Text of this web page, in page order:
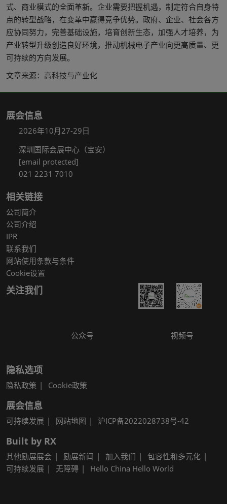
式、商业模式的全面革新。企业需要把握机遇，制定符合自身特
点的转型战略，在变革中赢得竞争优势。政府、企业、社会各方
应协同努力，完善基础设施，培育创新生态，加强人才培养，为
产业转型升级创造良好环境，推动机械电子产业向更高质量、更
可持续的方向发展。
文章来源：高科技与产业化
展会信息
2026年10月27-29日
深圳国际会展中心（宝安）
[email protected]
021 2231 7010
相关链接
公司简介
公司介绍
IPR
联系我们
网站使用条款与条件
Cookie设置
关注我们
公众号 视频号
隐私选项
隐私政策 Cookie政策
展会信息
可持续发展 网站地图 沪ICP备2022028738号-42
Built by RX
其他励展展会 励展新闻 加入我们
包容性和多元化
可持续发展
无障碍 Hello China Hello World